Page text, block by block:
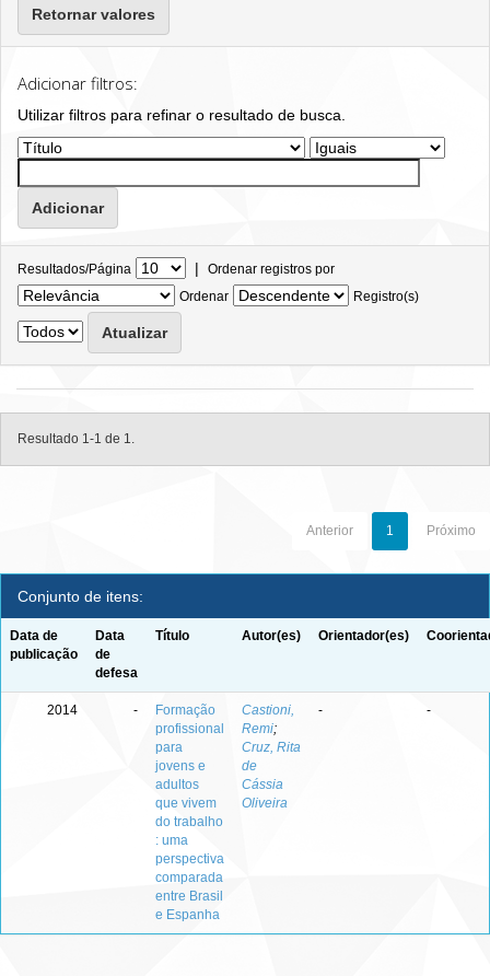
Retornar valores
Adicionar filtros:
Utilizar filtros para refinar o resultado de busca.
Resultados/Página | Ordenar registros por
Ordenar
Registro(s)
Resultado 1-1 de 1.
Anterior 1 Próximo
Conjunto de itens:
Data de
publicação
Data
de
defesa
Título Autor(es) Orientador(es)
2014 -
Formação
profissional
para
jovens e
adultos
que vivem
do trabalho
: uma
perspectiva
comparada
entre Brasil
e Espanha
Castioni,
Remi;
Cruz, Rita
de
Cássia
Oliveira
- -